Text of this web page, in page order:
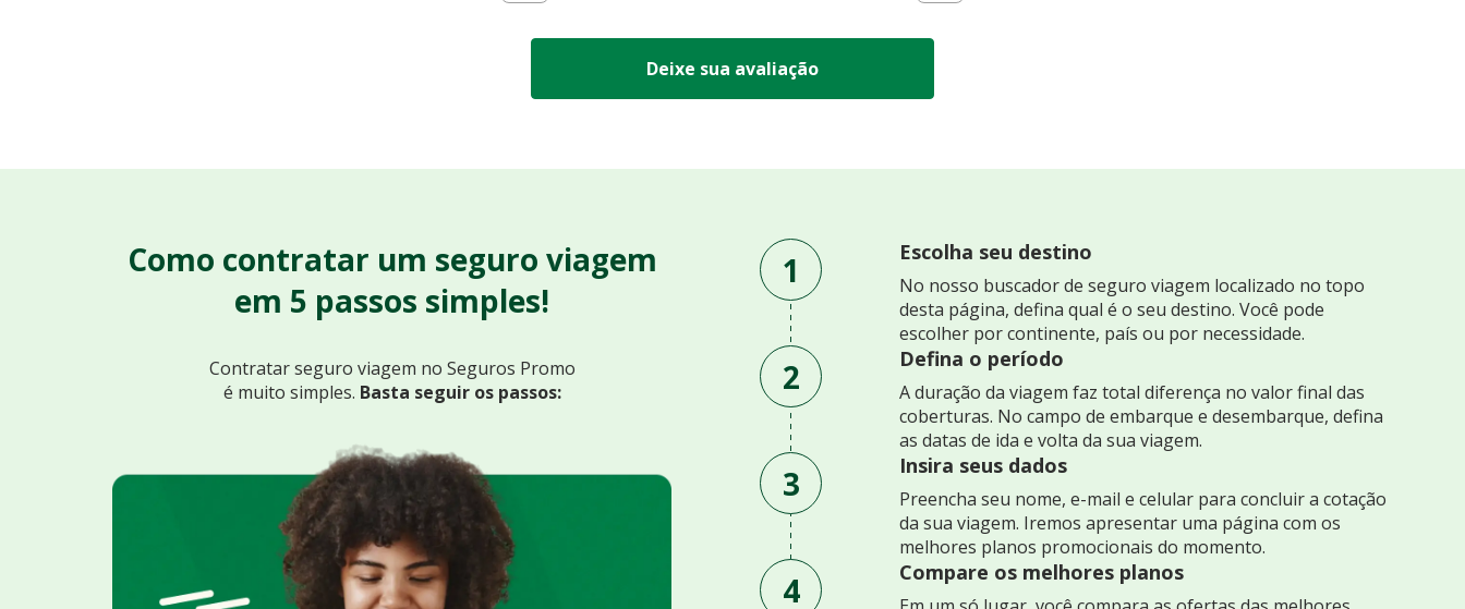
Deixe sua avaliação
Como contratar um seguro viagem
em 5 passos simples!
Contratar seguro viagem no Seguros Promo
é muito simples. Basta seguir os passos:
1 Escolha seu destino
No nosso buscador de seguro viagem localizado no topo
desta página, defina qual é o seu destino. Você pode
escolher por continente, país ou por necessidade.
2 Defina o período
A duração da viagem faz total diferença no valor final das
coberturas. No campo de embarque e desembarque, defina
as datas de ida e volta da sua viagem.
3 Insira seus dados
Preencha seu nome, e-mail e celular para concluir a cotação
da sua viagem. Iremos apresentar uma página com os
melhores planos promocionais do momento.
4 Compare os melhores planos